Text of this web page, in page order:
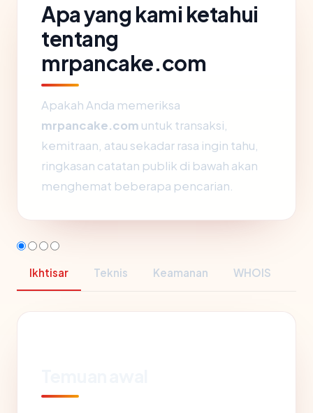
Apa yang kami ketahui
tentang
mrpancake.com
Apakah Anda memeriksa
mrpancake.com untuk transaksi,
kemitraan, atau sekadar rasa ingin tahu,
ringkasan catatan publik di bawah akan
menghemat beberapa pencarian.
Ikhtisar Teknis Keamanan WHOIS